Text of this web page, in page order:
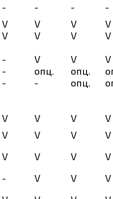
- - -
-
V V V
V
V V V
V
- V V
V
- опц. опц.
- - опц.
V V V
V
V V V
V
V V V
V
- V V
V